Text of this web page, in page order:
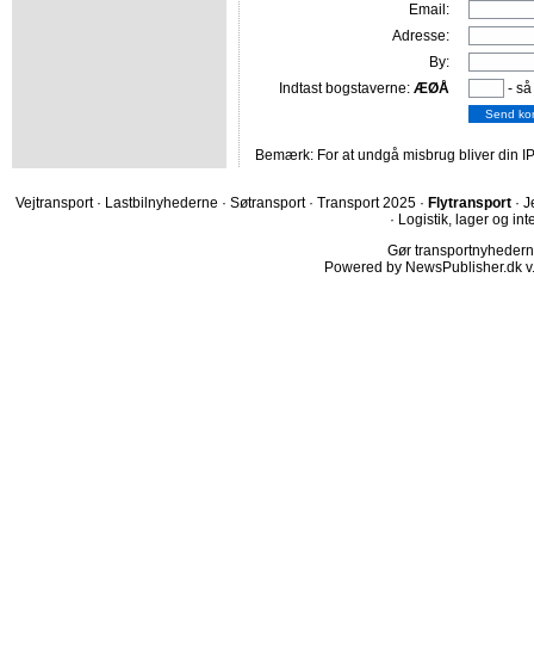
Email:
Adresse:
By:
Indtast bogstaverne: ÆØÅ -
Bemærk: For at undgå misbrug bliver din
Vejtransport · Lastbilnyhederne · Søtransport · Transport 2025 · Flytransport ·
· Logistik, lager og
Gør
Powered by NewsPublisher.dk